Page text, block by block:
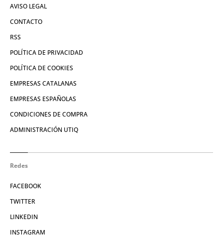
AVISO LEGAL
CONTACTO
RSS
POLÍTICA DE PRIVACIDAD
POLÍTICA DE COOKIES
EMPRESAS CATALANAS
EMPRESAS ESPAÑOLAS
CONDICIONES DE COMPRA
ADMINISTRACIÓN UTIQ
Redes
FACEBOOK
TWITTER
LINKEDIN
INSTAGRAM